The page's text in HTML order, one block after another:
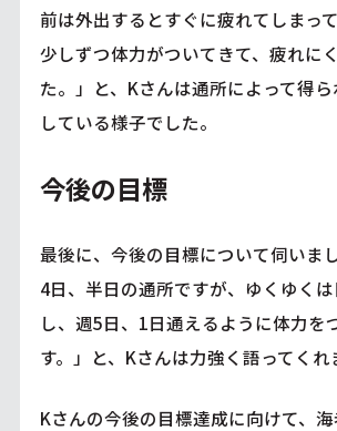
前は外出するとすぐに疲れてしまっ
少しずつ体力がついてきて、疲れに
た。」と、Kさんは通所によって得
している様子でした。
今後の目標
最後に、今後の目標について伺いま
4日、半日の通所ですが、ゆくゆく
し、週5日、1日通えるように体力を
す。」と、Kさんは力強く語ってくれ
Kさんの今後の目標達成に向けて、